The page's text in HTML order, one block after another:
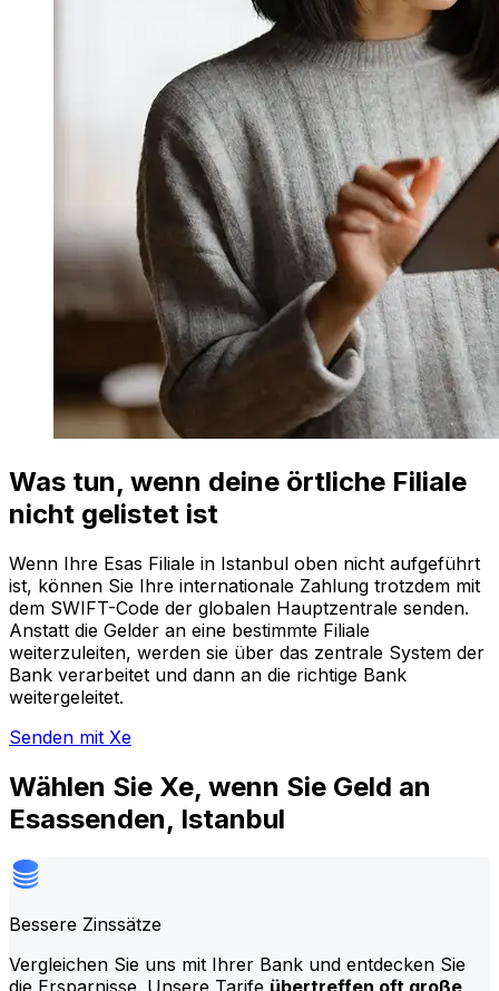
Was tun, wenn deine örtliche Filiale
nicht gelistet ist
Wenn Ihre Esas Filiale in Istanbul oben nicht aufgeführt
ist, können Sie Ihre internationale Zahlung trotzdem mit
dem SWIFT-Code der globalen Hauptzentrale senden.
Anstatt die Gelder an eine bestimmte Filiale
weiterzuleiten, werden sie über das zentrale System der
Bank verarbeitet und dann an die richtige Bank
weitergeleitet.
Senden mit Xe
Wählen Sie Xe, wenn Sie Geld an
Esassenden, Istanbul
Bessere Zinssätze
Vergleichen Sie uns mit Ihrer Bank und entdecken Sie